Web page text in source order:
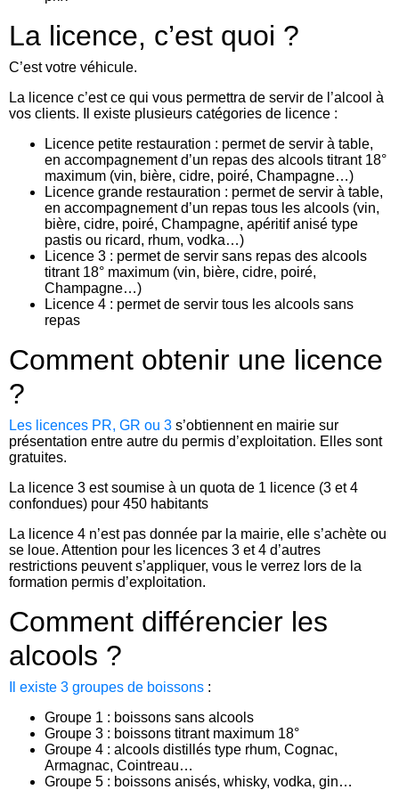
La licence, c’est quoi ?
C’est votre véhicule.
La licence c’est ce qui vous permettra de servir de l’alcool à
vos clients. Il existe plusieurs catégories de licence :
Licence petite restauration : permet de servir à table,
en accompagnement d’un repas des alcools titrant 18°
maximum (vin, bière, cidre, poiré, Champagne…)
Licence grande restauration : permet de servir à table,
en accompagnement d’un repas tous les alcools (vin,
bière, cidre, poiré, Champagne, apéritif anisé type
pastis ou ricard, rhum, vodka…)
Licence 3 : permet de servir sans repas des alcools
titrant 18° maximum (vin, bière, cidre, poiré,
Champagne…)
Licence 4 : permet de servir tous les alcools sans
repas
Comment obtenir une licence
?
Les licences PR, GR ou 3 s’obtiennent en mairie sur
présentation entre autre du permis d’exploitation. Elles sont
gratuites.
La licence 3 est soumise à un quota de 1 licence (3 et 4
confondues) pour 450 habitants
La licence 4 n’est pas donnée par la mairie, elle s’achète ou
se loue. Attention pour les licences 3 et 4 d’autres
restrictions peuvent s’appliquer, vous le verrez lors de la
formation permis d’exploitation.
Comment différencier les
alcools ?
Il existe 3 groupes de boissons :
Groupe 1 : boissons sans alcools
Groupe 3 : boissons titrant maximum 18°
Groupe 4 : alcools distillés type rhum, Cognac,
Armagnac, Cointreau…
Groupe 5 : boissons anisés, whisky, vodka, gin…